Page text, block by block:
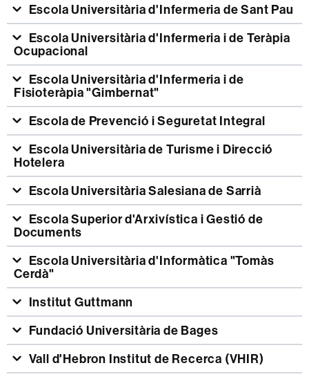
Escola Universitària d'Infermeria de Sant Pau
Ocupacional
Fisioteràpia "Gimbernat"
Escola de Prevenció i Seguretat Integral
Hotelera
Escola Universitària Salesiana de Sarrià
Documents
Cerdà"
Institut Guttmann
Fundació Universitària de Bages
Vall d'Hebron Institut de Recerca (VHIR)